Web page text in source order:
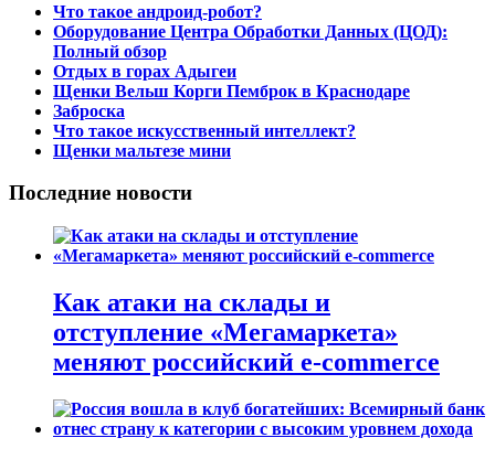
Что такое андроид-робот?
Оборудование Центра Обработки Данных (ЦОД):
Полный обзор
Отдых в горах Адыгеи
Щенки Вельш Корги Пемброк в Краснодаре
Заброска
Что такое искусственный интеллект?
Щенки мальтезе мини
Последние новости
Как атаки на склады и
отступление «Мегамаркета»
меняют российский e-commerce